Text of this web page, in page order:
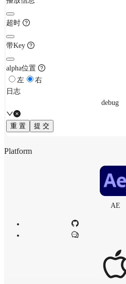
超时
带Key
alpha位置
左
右
日志
debug
重 置 提 交
Platform
AE